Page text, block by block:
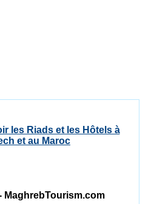
les Riads et les Hôtels à
et au Maroc
MaghrebTourism.com